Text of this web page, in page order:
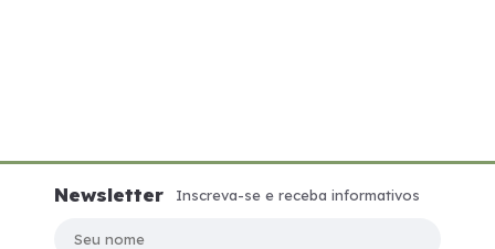
Newsletter
Inscreva-se e receba informativos